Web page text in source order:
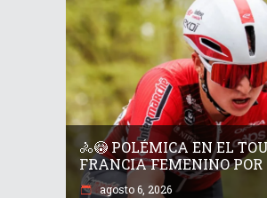
🚴😳 POLÉMICA EN EL
FRANCIA FEMENINO POR
agosto 6, 2026